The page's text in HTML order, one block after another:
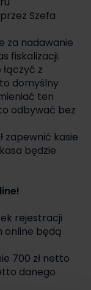
Szefa
za nadawanie
fiskalizacji.
z
domyślny
ten
odbywać bez
zapewnić kasie
będzie
rejestracji
online będą
700 zł netto
danego